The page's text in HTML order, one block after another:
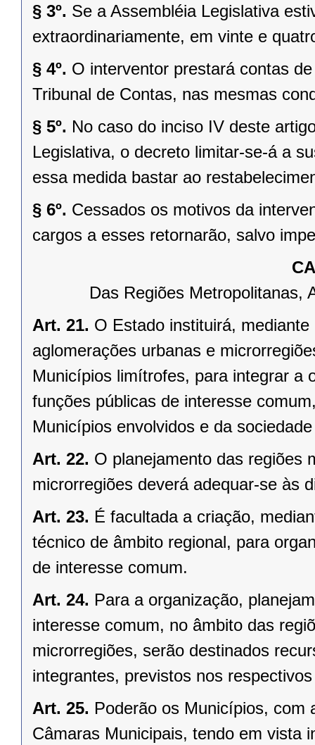
§ 3º. Se a Assembléia Legislativa
extraordinariamente, em vinte e
§ 4º. O interventor prestará contas
Tribunal de Contas, nas mesmas
§ 5º. No caso do inciso IV deste
Legislativa, o decreto limitar-se-á a
essa medida bastar ao
§ 6º. Cessados os motivos da
cargos a esses retornarão, salvo
Das Regiões Metropolitanas,
Art. 21. O Estado instituirá,
aglomerações urbanas e
Municípios limítrofes, para integrar a
funções públicas de interesse
Municípios envolvidos e da
Art. 22. O planejamento das regiões
microrregiões deverá adequar-se às
Art. 23. É facultada a criação,
técnico de âmbito regional, para
de interesse comum.
Art. 24. Para a organização,
interesse comum, no âmbito das
microrregiões, serão destinados
integrantes, previstos nos
Art. 25. Poderão os Municípios, com
Câmaras Municipais, tendo em vista